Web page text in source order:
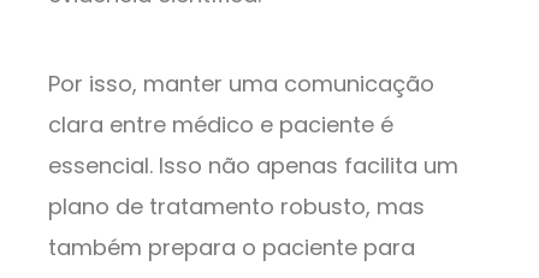
Por isso, manter uma comunicação
clara entre médico e paciente é
essencial. Isso não apenas facilita um
plano de tratamento robusto, mas
também prepara o paciente para